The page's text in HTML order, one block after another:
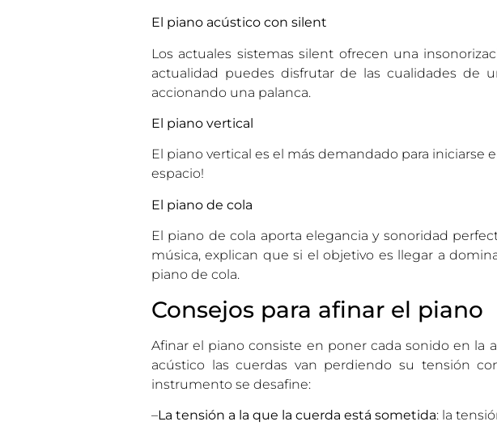
El piano acústico con silent
Los actuales sistemas silent ofrecen una
actualidad puedes disfrutar de las cualidades de
accionando una palanca.
El piano vertical
El piano vertical es el más demandado para iniciarse
espacio!
El piano de cola
El piano de cola aporta elegancia y sonoridad
música, explican que si el objetivo es llegar a
piano de cola.
Consejos para afinar el piano
Afinar el piano consiste en poner cada sonido en la
acústico las cuerdas van perdiendo su tensión
instrumento se desafine:
–La tensión a la que la cuerda está sometida: la